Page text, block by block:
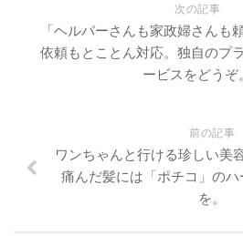
次の記事
「ヘルパーさんも家政婦さんも
依頼もとことん対応。独自のプ
ービスをどうぞ。
前の記事
ワンちゃんと行ける珍しい美
痛んだ髪には「ポチコ」のハ
を。